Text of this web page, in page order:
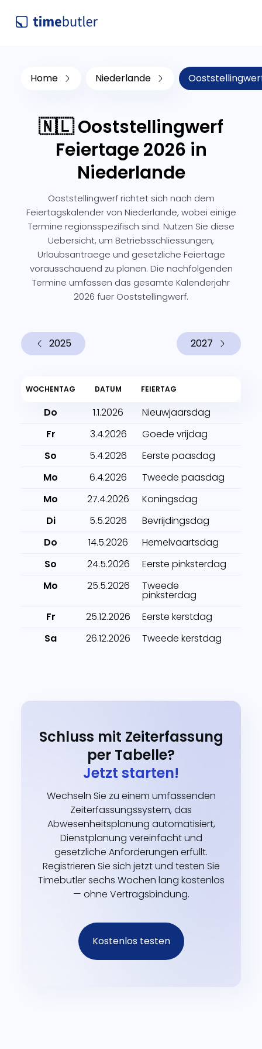
Home Niederlande
🇳🇱 Ooststellingwerf
Feiertage 2026 in
Niederlande
Ooststellingwerf richtet sich nach dem
Feiertagskalender von Niederlande, wobei einige
Termine regionsspezifisch sind. Nutzen Sie diese
Uebersicht, um Betriebsschliessungen,
Urlaubsantraege und gesetzliche Feiertage
vorausschauend zu planen. Die nachfolgenden
Termine umfassen das gesamte Kalenderjahr
2026 fuer Ooststellingwerf.
2025 2027
WOCHENTAG DATUM FEIERTAG
Do 1.1.2026
Nieuwjaarsdag
Fr
3.4.2026
Goede vrijdag
So
5.4.2026
Eerste paasdag
Mo
6.4.2026
Tweede paasdag
Mo
27.4.2026
Koningsdag
Di
5.5.2026
Bevrijdingsdag
Do
14.5.2026
Hemelvaartsdag
So
24.5.2026
Eerste pinksterdag
Mo
25.5.2026 Tweede
pinksterdag
Fr
25.12.2026
Eerste kerstdag
Sa
26.12.2026 Tweede kerstdag
Schluss mit Zeiterfassung
per Tabelle?
Jetzt starten!
Wechseln Sie zu einem umfassenden
Zeiterfassungssystem, das
Abwesenheitsplanung automatisiert,
Dienstplanung vereinfacht und
gesetzliche Anforderungen erfüllt.
Registrieren Sie sich jetzt und testen Sie
Timebutler sechs Wochen lang kostenlos
— ohne Vertragsbindung.
Kostenlos testen